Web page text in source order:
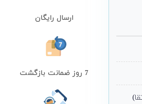
ارسال رایگان
7 روز ضمانت بازگشت